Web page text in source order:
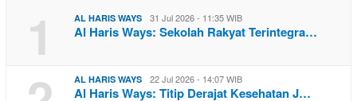
1 AL HARIS WAYS 31 Jul 2026 - 11:35 WIB
Al Haris Ways: Sekolah Rakyat Terintegra…
AL HARIS WAYS 22 Jul 2026 - 14:07 WIB
Al Haris Ways: Titip Derajat Kesehatan J…